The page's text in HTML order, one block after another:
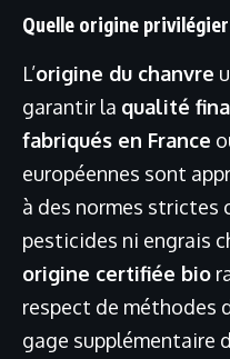
Quelle origine
L’origine du chanvre
garantir la qualité
fabriqués en France
européennes sont
à des normes strictes
pesticides ni engrais
origine certifiée bio
respect de méthodes
gage supplémentaire